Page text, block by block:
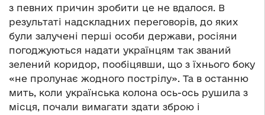
з певних причин зробити це не вдалося. В
результаті надскладних переговорів, до яких
були залучені перші особи держави, росіяни
погоджуються надати українцям так званий
зелений коридор, пообіцявши, що з їхнього боку
«не пролунає жодного пострілу». Та в останню
мить, коли українська колона ось-ось рушила з
місця, почали вимагати здати зброю і